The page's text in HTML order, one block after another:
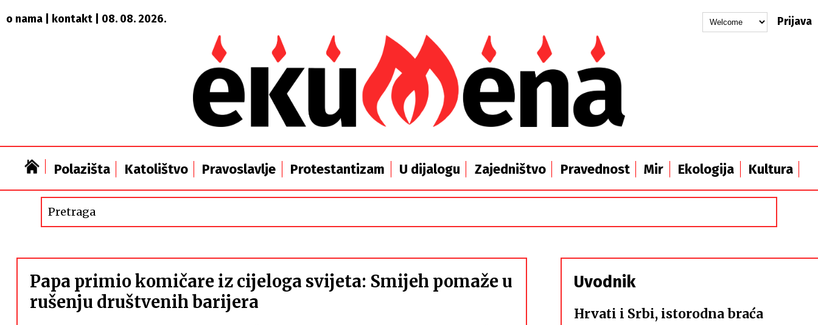
o nama kontakt | 08. 08. 2026. Prijava
Polazišta Katolištvo Pravoslavlje Protestantizam U dijalogu Zajedništvo Pravednost Mir Ekologija Kultura
Papa primio komičare iz cijeloga svijeta: Smijeh pomaže u
rušenju društvenih barijera
Uvodnik
Hrvati i Srbi, istorodna braća